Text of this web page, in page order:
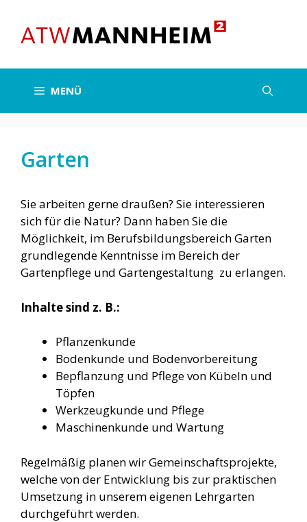
Inhalt
springen
MENÜ
Garten
Sie arbeiten gerne draußen? Sie interessieren
sich für die Natur? Dann haben Sie die
Möglichkeit, im Berufsbildungsbereich Garten
grundlegende Kenntnisse im Bereich der
Gartenpflege und Gartengestaltung zu erlangen.
Inhalte sind z. B.:
Pflanzenkunde
Bodenkunde und Bodenvorbereitung
Bepflanzung und Pflege von Kübeln und
Töpfen
Werkzeugkunde und Pflege
Maschinenkunde und Wartung
Regelmäßig planen wir Gemeinschaftsprojekte,
welche von der Entwicklung bis zur praktischen
Umsetzung in unserem eigenen Lehrgarten
durchgeführt werden.